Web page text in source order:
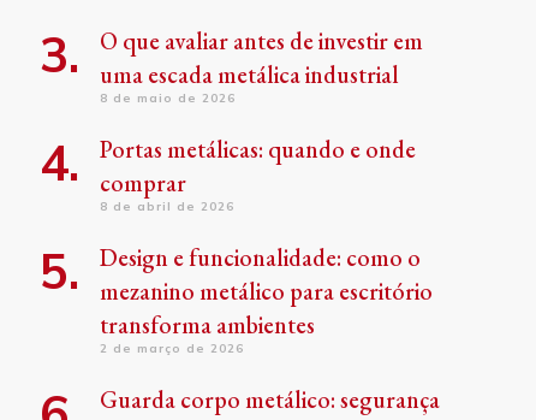
O que avaliar antes de investir em
uma escada metálica industrial
8 de maio de 2026
Portas metálicas: quando e onde
comprar
8 de abril de 2026
Design e funcionalidade: como o
mezanino metálico para escritório
transforma ambientes
2 de março de 2026
Guarda corpo metálico: segurança